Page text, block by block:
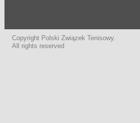
Copyright Polski Związek Tenisowy.
All rights reserved